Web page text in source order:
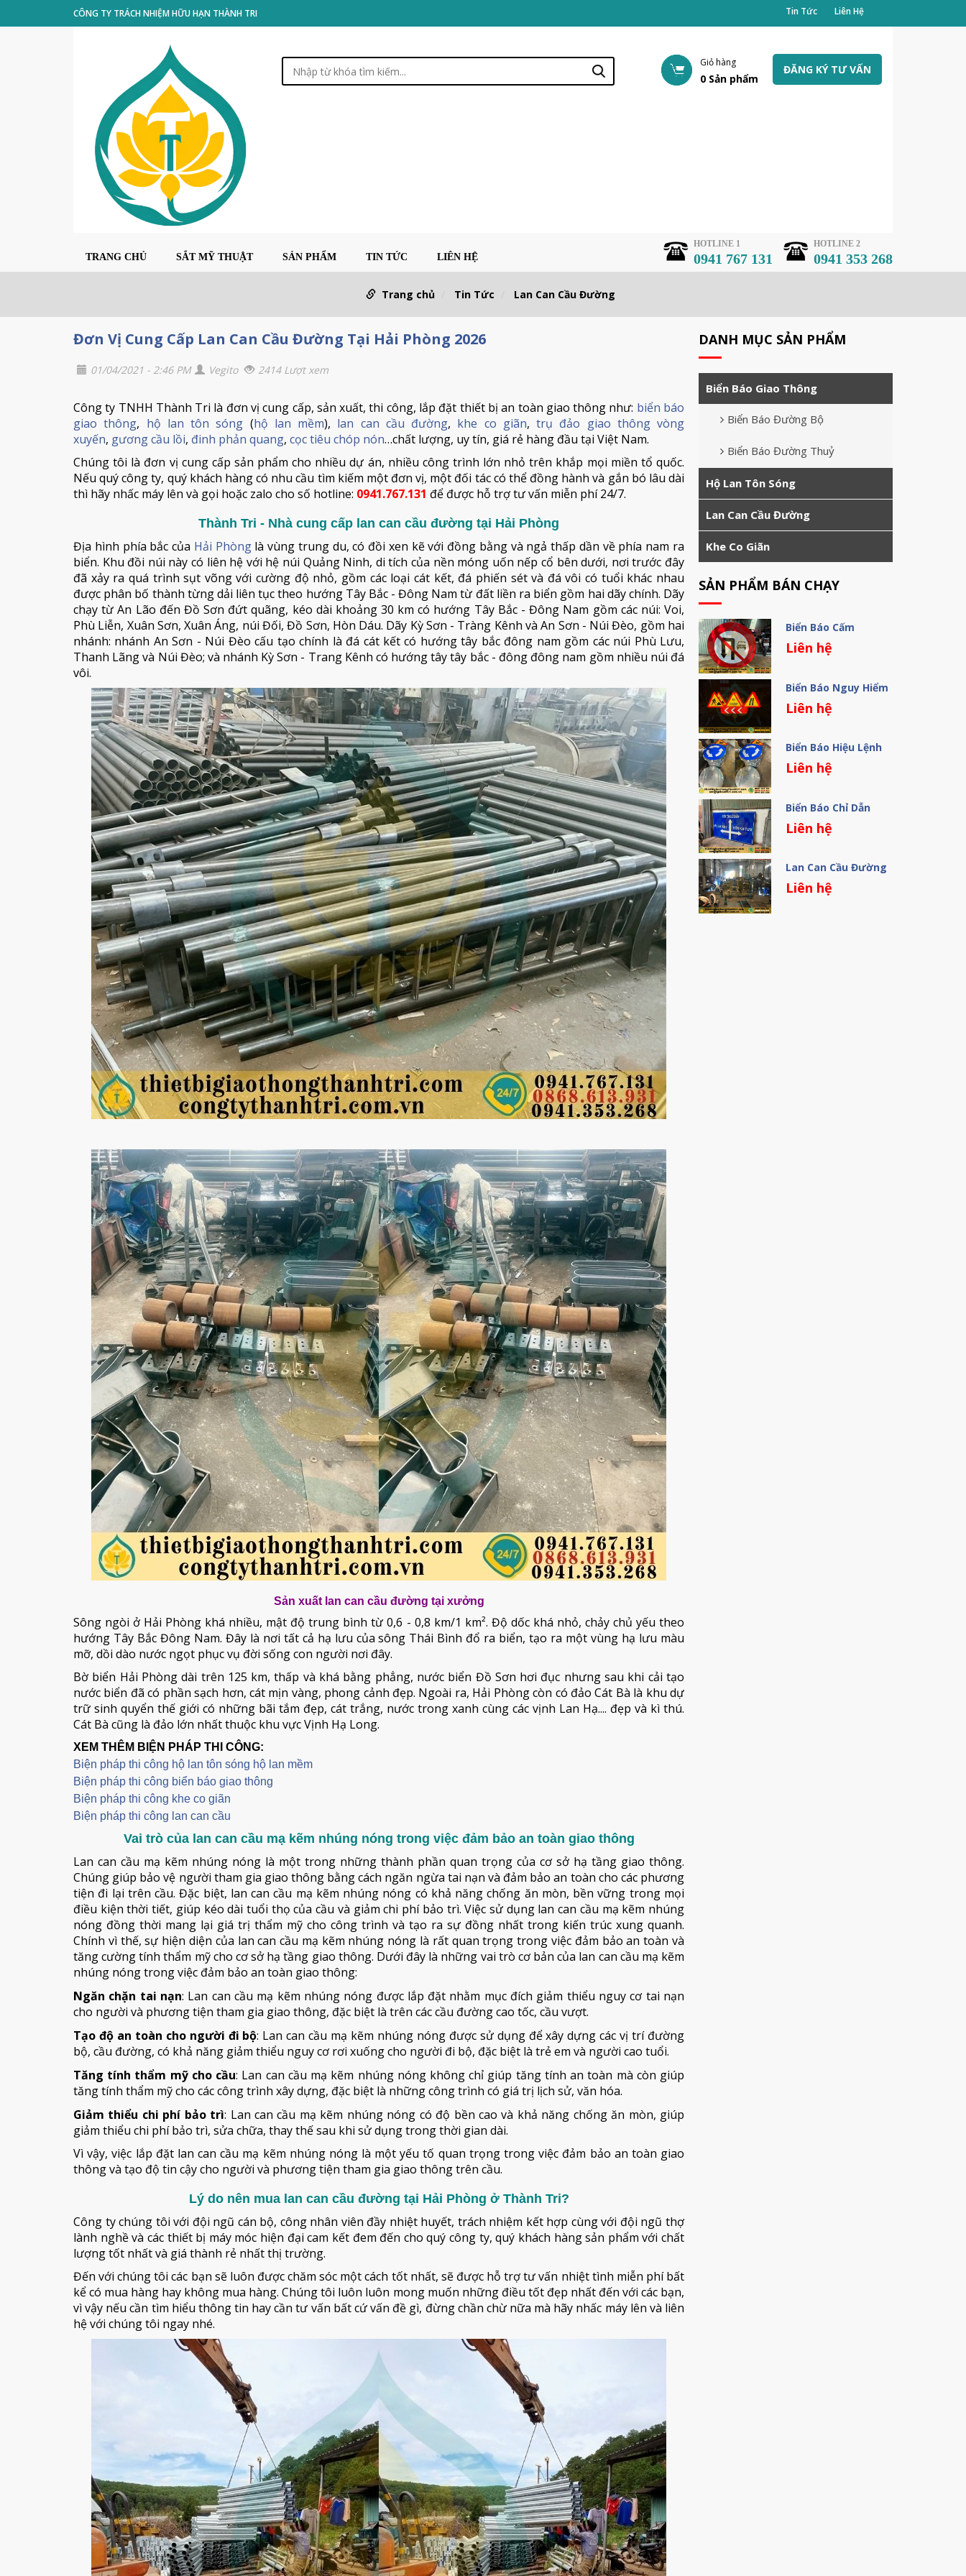
CÔNG TY TRÁCH NHIỆM HỮU HẠN THÀNH TRI Tin Tức Liên Hệ
Giỏ hàng
0 Sản phẩm
ĐĂNG KÝ TƯ VẤN
TRANG CHỦ SẮT MỸ THUẬT SẢN PHẨM TIN TỨC LIÊN HỆ
HOTLINE 2
0941 353 268
HOTLINE 1
0941 767 131
Trang chủ Tin Tức Lan Can Cầu Đường
Đơn Vị Cung Cấp Lan Can Cầu Đường Tại Hải Phòng 2026
01/04/2021 - 2:46 PM Vegito 2414 Lượt xem
Công ty TNHH Thành Tri là đơn vị cung cấp, sản xuất, thi công, lắp đặt thiết bị an toàn giao thông như: biển báo
giao thông, hộ lan tôn sóng (hộ lan mềm), lan can cầu đường, khe co giãn, trụ đảo giao thông vòng
xuyến, gương cầu lồi, đinh phản quang, cọc tiêu chóp nón…chất lượng, uy tín, giá rẻ hàng đầu tại Việt Nam.
Chúng tôi là đơn vị cung cấp sản phẩm cho nhiều dự án, nhiều công trình lớn nhỏ trên khắp mọi miền tổ quốc.
Nếu quý công ty, quý khách hàng có nhu cầu tìm kiếm một đơn vị, một đối tác có thể đồng hành và gắn bó lâu dài
thì hãy nhấc máy lên và gọi hoặc zalo cho số hotline: 0941.767.131 để được hỗ trợ tư vấn miễn phí 24/7.
Thành Tri - Nhà cung cấp lan can cầu đường tại Hải Phòng
Địa hình phía bắc của Hải Phònglà vùng trung du, có đồi xen kẽ với đồng bằng và ngả thấp dần về phía nam ra
biển. Khu đồi núi này có liên hệ với hệ núi Quảng Ninh, di tích của nền móng uốn nếp cổ bên dưới, nơi trước đây
đã xảy ra quá trình sụt võng với cường độ nhỏ, gồm các loại cát kết, đá phiến sét và đá vôi có tuổi khác nhau
được phân bố thành từng dải liên tục theo hướng Tây Bắc - Đông Nam từ đất liền ra biển gồm hai dãy chính. Dãy
chạy từ An Lão đến Đồ Sơn đứt quãng, kéo dài khoảng 30 km có hướng Tây Bắc - Đông Nam gồm các núi: Voi,
Phù Liễn, Xuân Sơn, Xuân Áng, núi Đối, Đồ Sơn, Hòn Dáu. Dãy Kỳ Sơn - Tràng Kênh và An Sơn - Núi Đèo, gồm hai
nhánh: nhánh An Sơn - Núi Đèo cấu tạo chính là đá cát kết có hướng tây bắc đông nam gồm các núi Phù Lưu,
Thanh Lãng và Núi Đèo; và nhánh Kỳ Sơn - Trang Kênh có hướng tây tây bắc - đông đông nam gồm nhiều núi đá
vôi.
Sản xuất lan can cầu đường tại xưởng
Sông ngòi ở Hải Phòng khá nhiều, mật độ trung bình từ 0,6 - 0,8 km/1 km². Độ dốc khá nhỏ, chảy chủ yếu theo
hướng Tây Bắc Đông Nam. Đây là nơi tất cả hạ lưu của sông Thái Bình đổ ra biển, tạo ra một vùng hạ lưu màu
mỡ, dồi dào nước ngọt phục vụ đời sống con người nơi đây.
Bờ biển Hải Phòng dài trên 125 km, thấp và khá bằng phẳng, nước biển Đồ Sơn hơi đục nhưng sau khi cải tạo
nước biển đã có phần sạch hơn, cát mịn vàng, phong cảnh đẹp. Ngoài ra, Hải Phòng còn có đảo Cát Bà là khu dự
trữ sinh quyển thế giới có những bãi tắm đẹp, cát trắng, nước trong xanh cùng các vịnh Lan Hạ.... đẹp và kì thú.
Cát Bà cũng là đảo lớn nhất thuộc khu vực Vịnh Hạ Long.
XEM THÊM BIỆN PHÁP THI CÔNG:
Biện pháp thi công hộ lan tôn sóng hộ lan mềm
Biện pháp thi công biển báo giao thông
Biện pháp thi công khe co giãn
Biện pháp thi công lan can cầu
Vai trò của lan can cầu mạ kẽm nhúng nóng trong việc đảm bảo an toàn giao thông
Lan can cầu mạ kẽm nhúng nóng là một trong những thành phần quan trọng của cơ sở hạ tầng giao thông.
Chúng giúp bảo vệ người tham gia giao thông bằng cách ngăn ngừa tai nạn và đảm bảo an toàn cho các phương
tiện đi lại trên cầu. Đặc biệt, lan can cầu mạ kẽm nhúng nóng có khả năng chống ăn mòn, bền vững trong mọi
điều kiện thời tiết, giúp kéo dài tuổi thọ của cầu và giảm chi phí bảo trì. Việc sử dụng lan can cầu mạ kẽm nhúng
nóng đồng thời mang lại giá trị thẩm mỹ cho công trình và tạo ra sự đồng nhất trong kiến trúc xung quanh.
Chính vì thế, sự hiện diện của lan can cầu mạ kẽm nhúng nóng là rất quan trọng trong việc đảm bảo an toàn và
tăng cường tính thẩm mỹ cho cơ sở hạ tầng giao thông. Dưới đây là những vai trò cơ bản của lan can cầu mạ kẽm
nhúng nóng trong việc đảm bảo an toàn giao thông:
Ngăn chặn tai nạn: Lan can cầu mạ kẽm nhúng nóng được lắp đặt nhằm mục đích giảm thiểu nguy cơ tai nạn
cho người và phương tiện tham gia giao thông, đặc biệt là trên các cầu đường cao tốc, cầu vượt.
Tạo độ an toàn cho người đi bộ: Lan can cầu mạ kẽm nhúng nóng được sử dụng để xây dựng các vị trí đường
bộ, cầu đường, có khả năng giảm thiểu nguy cơ rơi xuống cho người đi bộ, đặc biệt là trẻ em và người cao tuổi.
Tăng tính thẩm mỹ cho cầu: Lan can cầu mạ kẽm nhúng nóng không chỉ giúp tăng tính an toàn mà còn giúp
tăng tính thẩm mỹ cho các công trình xây dựng, đặc biệt là những công trình có giá trị lịch sử, văn hóa.
Giảm thiểu chi phí bảo trì: Lan can cầu mạ kẽm nhúng nóng có độ bền cao và khả năng chống ăn mòn, giúp
giảm thiểu chi phí bảo trì, sửa chữa, thay thế sau khi sử dụng trong thời gian dài.
Vì vậy, việc lắp đặt lan can cầu mạ kẽm nhúng nóng là một yếu tố quan trọng trong việc đảm bảo an toàn giao
thông và tạo độ tin cậy cho người và phương tiện tham gia giao thông trên cầu.
Lý do nên mua lan can cầu đường tại Hải Phòng ở Thành Tri?
Công ty chúng tôi với đội ngũ cán bộ, công nhân viên đầy nhiệt huyết, trách nhiệm kết hợp cùng với đội ngũ thợ
lành nghề và các thiết bị máy móc hiện đại cam kết đem đến cho quý công ty, quý khách hàng sản phẩm với chất
lượng tốt nhất và giá thành rẻ nhất thị trường.
Đến với chúng tôi các bạn sẽ luôn được chăm sóc một cách tốt nhất, sẽ được hỗ trợ tư vấn nhiệt tình miễn phí bất
kể có mua hàng hay không mua hàng. Chúng tôi luôn luôn mong muốn những điều tốt đẹp nhất đến với các bạn,
vì vậy nếu cần tìm hiểu thông tin hay cần tư vấn bất cứ vấn đề gì, đừng chần chừ nữa mà hãy nhấc máy lên và liên
hệ với chúng tôi ngay nhé.
DANH MỤC SẢN PHẨM
Biển Báo Giao Thông
Biển Báo Đường Bộ
Biển Báo Đường Thuỷ
Hộ Lan Tôn Sóng
Lan Can Cầu Đường
Khe Co Giãn
SẢN PHẨM BÁN CHẠY
Biển Báo Cấm
Liên hệ
Biển Báo Nguy Hiểm
Liên hệ
Biển Báo Hiệu Lệnh
Liên hệ
Biển Báo Chỉ Dẫn
Liên hệ
Lan Can Cầu Đường
Liên hệ